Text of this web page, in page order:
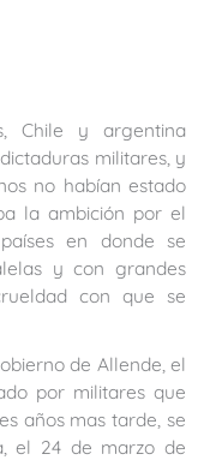
Chile y argentina
militares, y
no habían estado
la ambición por el
en donde se
y con grandes
con que se
de Allende, el
por militares que
años mas tarde, se
el 24 de marzo de